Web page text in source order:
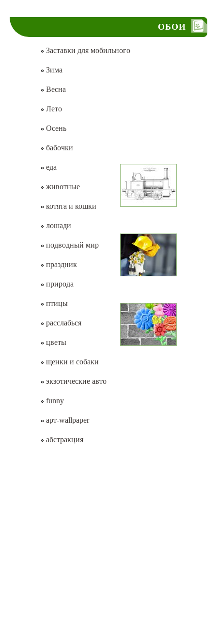
ОБОИ
Заставки для мобильного
Зима
Весна
Лето
Осень
бабочки
еда
животные
котята и кошки
лошади
подводный мир
праздник
природа
птицы
расслабься
цветы
щенки и собаки
экзотические авто
funny
арт-wallpaper
абстракция